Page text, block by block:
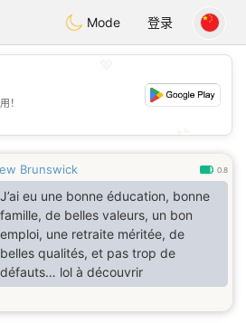
chat
Mode 登录
💕
！
Brunswick 0.8
J’ai eu une bonne éducation, bonne
famille, de belles valeurs, un bon
emploi, une retraite méritée, de
belles qualités, et pas trop de
défauts… lol à découvrir